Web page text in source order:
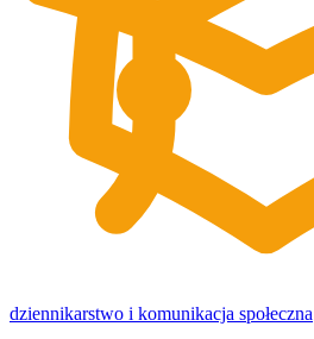
dziennikarstwo i komunikacja społeczna